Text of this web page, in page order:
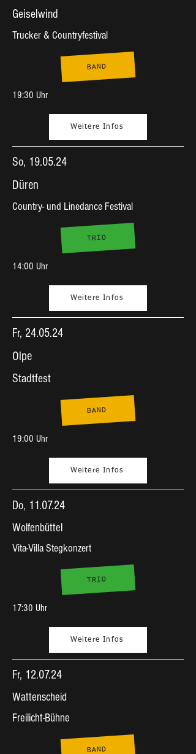
Geiselwind
Trucker & Countryfestival
BAND
19:30 Uhr
Weitere Infos
So, 19.05.24
Düren
Country- und Linedance Festival
TRIO
14:00 Uhr
Weitere Infos
Fr, 24.05.24
Olpe
Stadtfest
BAND
19:00 Uhr
Weitere Infos
Do, 11.07.24
Wolfenbüttel
Vita-Villa Stegkonzert
TRIO
17:30 Uhr
Weitere Infos
Fr, 12.07.24
Wattenscheid
Freilicht-Bühne
BAND